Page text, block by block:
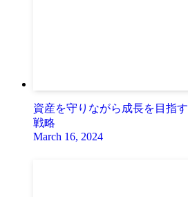
資産を守りながら成長を目指
戦略
March 16, 2024